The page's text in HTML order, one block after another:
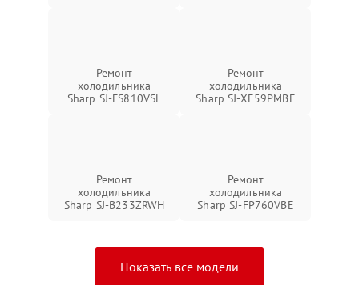
Ремонт
холодильника
Sharp SJ-FS810VSL
Ремонт
холодильника
Sharp SJ-XE59PMBE
Ремонт
холодильника
Sharp SJ-B233ZRWH
Ремонт
холодильника
Sharp SJ-FP760VBE
Показать все модели